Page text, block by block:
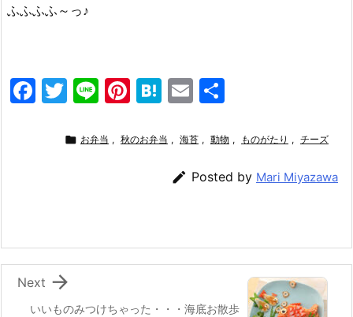
ふふふふ～っ♪
F
o
k
T
itt
Li
e
Pi
er
H
e
a
E
ai
l
 お弁当 , 秋のお弁当 , 海苔 , 動物 , ものがたり , チーズ
 Posted by Mari Miyazawa
いいものみつけちゃった・・・海底お散歩

Next